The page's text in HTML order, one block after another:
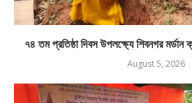
৭৪ তম প্রতিষ্ঠা দিবস উপলক্ষ্যে শিবনগর
August 5, 2026